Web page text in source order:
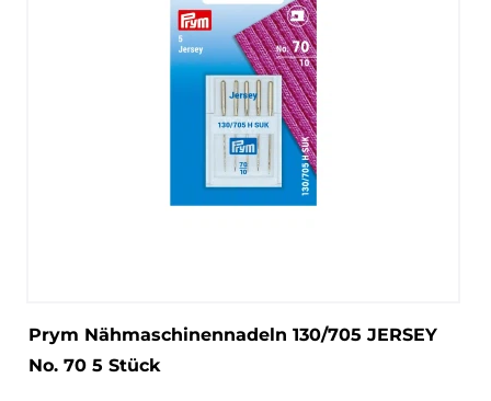
Prym Nähmaschinennadeln 130/705 JERSEY
No. 70 5 Stück